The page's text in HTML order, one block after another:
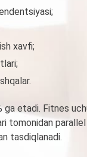
xavfi;
etadi. Fitnes
tomonidan
tasdiqlanadi.